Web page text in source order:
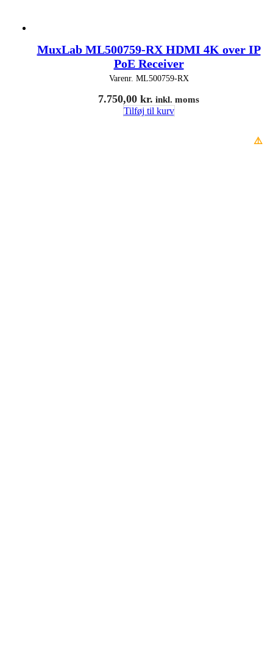
MuxLab ML500759-RX HDMI 4K over IP
PoE Receiver
Varenr. ML500759-RX
7.750,00 kr. inkl. moms
Tilføj til kurv
⚠️